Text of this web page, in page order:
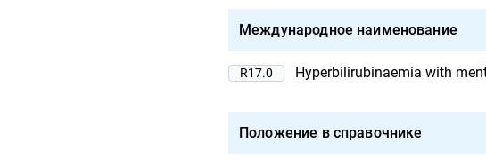
Международное наименование
R17.0 Hyperbilirubinaemia with
Положение в справочнике